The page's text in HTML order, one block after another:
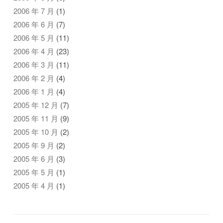
2006 年 7 月 (1)
2006 年 6 月 (7)
2006 年 5 月 (11)
2006 年 4 月 (23)
2006 年 3 月 (11)
2006 年 2 月 (4)
2006 年 1 月 (4)
2005 年 12 月 (7)
2005 年 11 月 (9)
2005 年 10 月 (2)
2005 年 9 月 (2)
2005 年 6 月 (3)
2005 年 5 月 (1)
2005 年 4 月 (1)